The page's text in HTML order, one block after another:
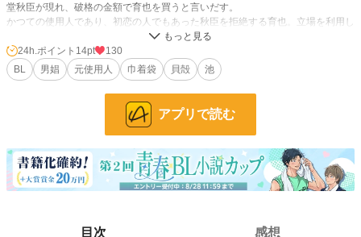
堂秋臣が現れ、破格の金額で育也を買うと言いだす。
かつての使用人であり、初恋の人でもあった秋臣を拒絶する育也。立場を利用し
て、その身体を好きにする秋臣。
2人はすれ違った心のまま、ただ身体を重ねる。
7,762 位 / 31,418 件
24h.ポイント 14 pt
2024.06.27 05:32
24h.ポイント 14pt
130
BL
男娼 元使用人 巾着袋 貝殻 池
アプリで読む
目次 感想